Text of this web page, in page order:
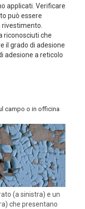
applicati. Verificare
può essere
riconosciuti che
il grado di adesione
adesione a reticolo
campo o in officina
(a sinistra) e un
che presentano